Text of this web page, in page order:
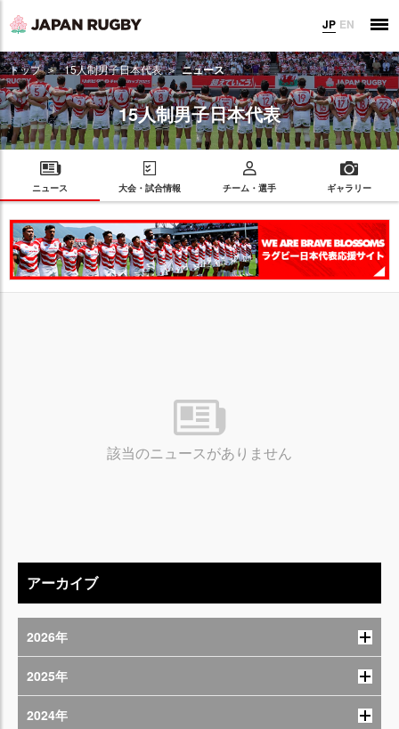
JP EN
トップ 15人制男子日本代表 ニュース
15人制男子日本代表
ニュース 大会・試合情報 チーム・選手 ギャラリー
該当のニュースがありません
アーカイブ
2026年
2025年
2024年